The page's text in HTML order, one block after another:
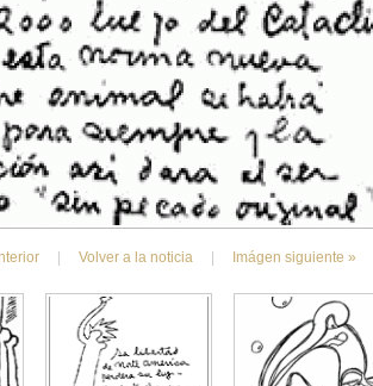
Volver a la noticia Imágen siguiente »